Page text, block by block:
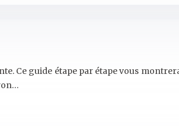
Ce guide étape par étape vous